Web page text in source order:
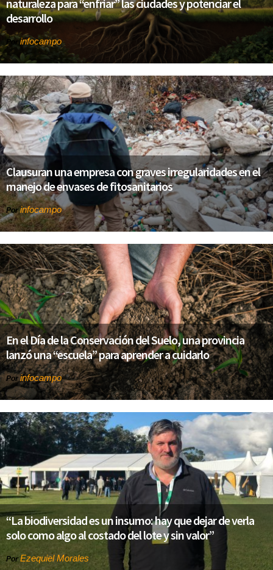
naturaleza para “enfriar” las ciudades y potenciar el
desarrollo
Por infocampo
Clausuran una empresa con graves irregularidades en el
manejo de envases de fitosanitarios
Porinfocampo
En el Día de la Conservación del Suelo, una provincia
lanzó una “escuela” para aprender a cuidarlo
Por infocampo
“La biodiversidad es un insumo: hay que dejar de verla
solo como algo al costado del lote y sin valor”
PorEzequiel Morales